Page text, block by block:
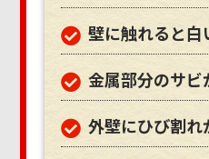
壁に触れると白
金属部分のサビ
外壁にひび割れ